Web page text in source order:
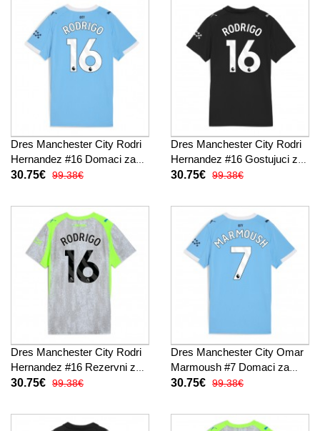
Dres Manchester City Rodri
Hernandez #16 Domaci za
Žensko 2025-26 Kratak
30.75€ 99.38€
Dres Manchester City Rodri
Hernandez #16 Gostujuci za
Žensko 2025-26 Kratak
30.75€ 99.38€
Dres Manchester City Rodri
Hernandez #16 Rezervni za
Žensko 2025-26 Kratak
30.75€ 99.38€
Dres Manchester City Omar
Marmoush #7 Domaci za
Žensko 2025-26 Kratak
30.75€ 99.38€